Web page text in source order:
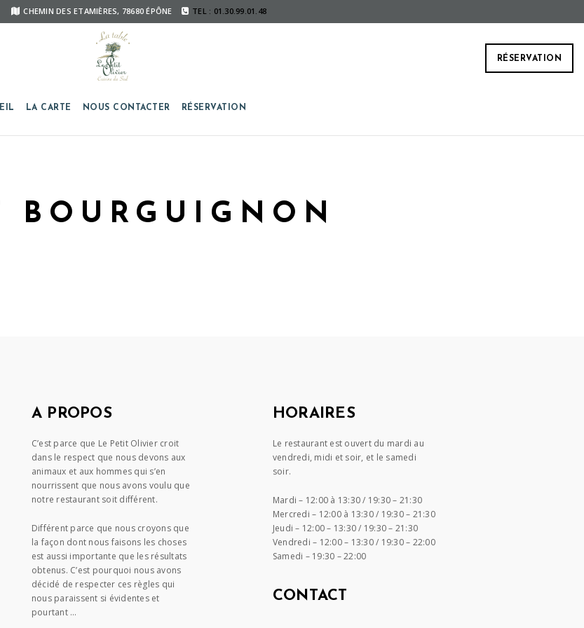
CHEMIN DES ETAMIÈRES, 78680 ÉPÔNE TEL : 01.30.99.01.48
RÉSERVATION
LA CARTE NOUS CONTACTER RÉSERVATION
BOURGUIGNON
A PROPOS
C’est parce que Le Petit Olivier croit
dans le respect que nous devons aux
animaux et aux hommes qui s’en
nourrissent que nous avons voulu que
notre restaurant soit différent.
Différent parce que nous croyons que
la façon dont nous faisons les choses
est aussi importante que les résultats
obtenus. C’est pourquoi nous avons
décidé de respecter ces règles qui
nous paraissent si évidentes et
pourtant …
HORAIRES
Le restaurant est ouvert du mardi au
vendredi, midi et soir, et le samedi
soir.
Mardi – 12:00 à 13:30 / 19:30 – 21:30
Mercredi – 12:00 à 13:30 / 19:30 – 21:30
Jeudi – 12:00 – 13:30 / 19:30 – 21:30
Vendredi – 12:00 – 13:30 / 19:30 – 22:00
Samedi – 19:30 – 22:00
CONTACT